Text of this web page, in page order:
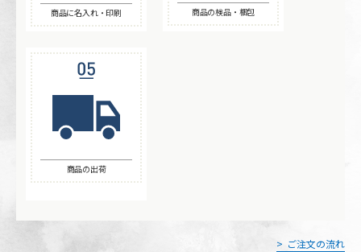
商品に名入れ・印刷 商品の検品・梱包
商品の出荷
ご注文の流れ